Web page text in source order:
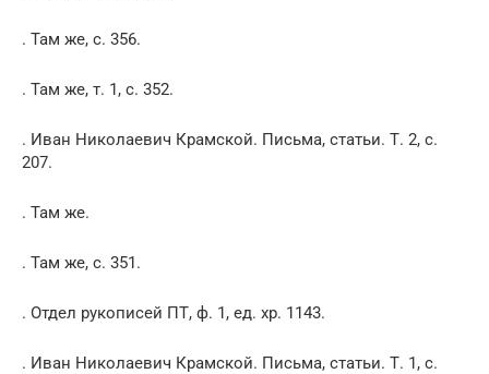
. Там же, с. 356.
. Там же, т. 1, с. 352.
. Иван Николаевич Крамской. Письма, статьи. Т. 2, с.
207.
. Там же.
. Там же, с. 351.
. Отдел рукописей ПТ, ф. 1, ед. хр. 1143.
. Иван Николаевич Крамской. Письма, статьи. Т. 1, с.